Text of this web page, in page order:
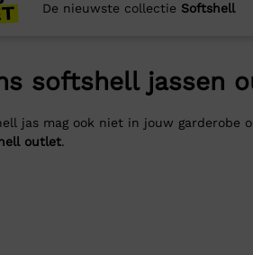
De nieuwste collectie Softshell
softshell jassen
jas mag ook niet in jouw garderobe
outlet.